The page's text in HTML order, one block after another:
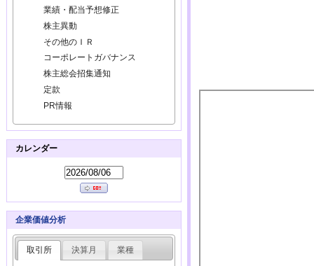
業績・配当予想修正
株主異動
その他のＩＲ
コーポレートガバナンス
株主総会招集通知
定款
PR情報
カレンダー
企業価値分析
取引所 決算月 業種